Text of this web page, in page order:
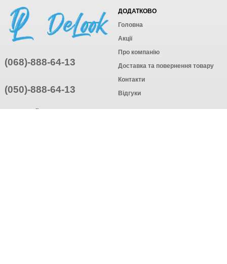
(068)-888-64-13
(050)-888-64-13
ДОДАТКОВО
Головна
Акції
Про компанію
Доставка та повернення товару
Контакти
Відгуки